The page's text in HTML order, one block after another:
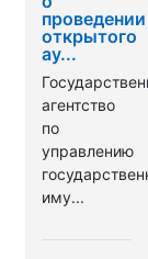
проведении
открытого
ау...
агентство
по
управлению
иму...